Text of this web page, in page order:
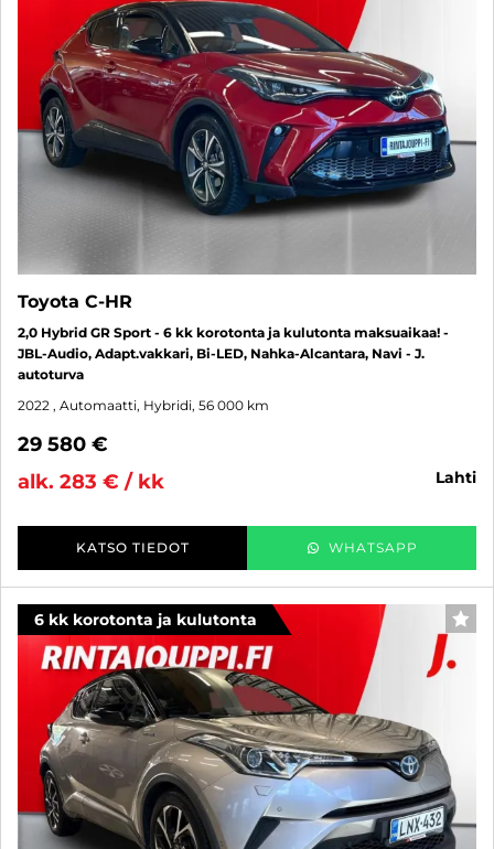
Toyota C-HR
2,0 Hybrid GR Sport - 6 kk korotonta ja kulutonta maksuaikaa! -
JBL-Audio, Adapt.vakkari, Bi-LED, Nahka-Alcantara, Navi - J.
autoturva
2022 , Automaatti, Hybridi, 56 000 km
29 580 €
alk. 283 € / kk
lahti
KATSO TIEDOT WHATSAPP
6 kk korotonta ja kulutonta